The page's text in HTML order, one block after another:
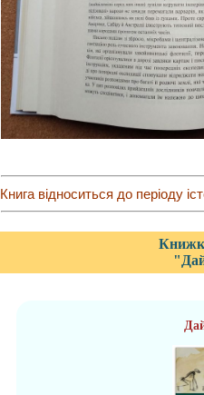
Книга відноситься до періоду